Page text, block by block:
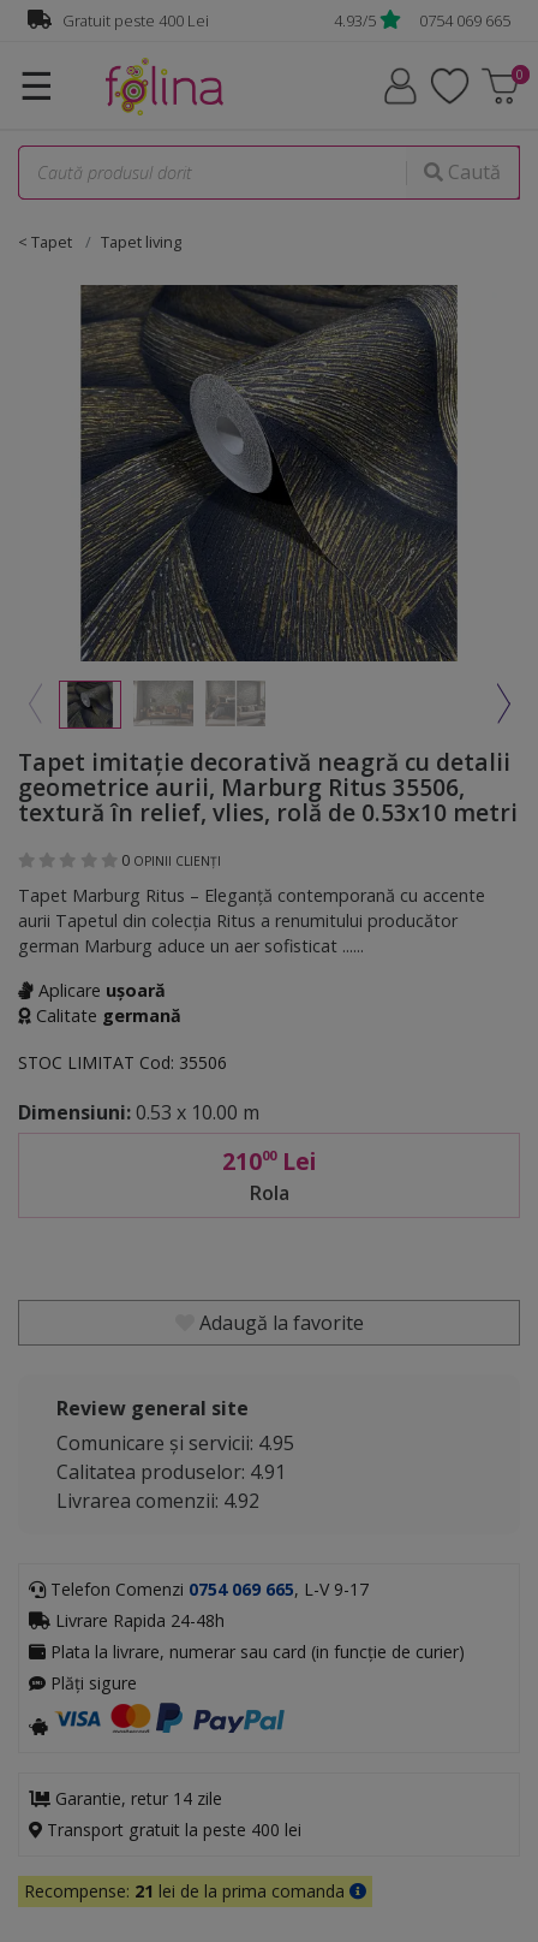
Gratuit peste 400 Lei 4.93/5 0754 069 665
☰
Caută
< Tapet Tapet living
Tapet imitație decorativă neagră cu detalii
geometrice aurii, Marburg Ritus 35506,
textură în relief, vlies, rolă de 0.53x10 metri
0 OPINII CLIENȚI
Tapet Marburg Ritus – Eleganță contemporană cu accente
aurii Tapetul din colecția Ritus a renumitului producător
german Marburg aduce un aer sofisticat ......
Aplicare ușoară
Calitate germană
STOC LIMITAT Cod: 35506
Dimensiuni:0.53 x 10.00 m
21000Lei
Rola
Adaugă la favorite
Review general site
Comunicare și servicii: 4.95
Calitatea produselor: 4.91
Livrarea comenzii: 4.92
Telefon Comenzi 0754 069 665, L-V 9-17
Livrare Rapida 24-48h
Plata la livrare, numerar sau card (in funcție de curier)
Plăți sigure
Garantie, retur 14 zile
Transport gratuit la peste 400 lei
Recompense: 21 lei de la prima comanda